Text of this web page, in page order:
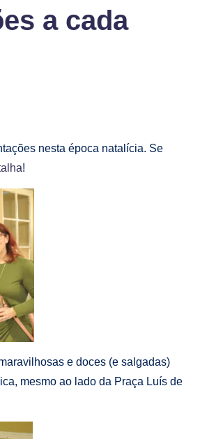
a cada
nesta época natalícia. Se
!
e doces (e salgadas)
mesmo ao lado da Praça Luís de